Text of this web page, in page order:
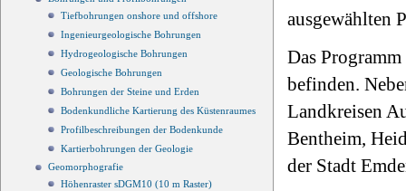
Tiefbohrungen onshore und offshore
Ingenieurgeologische Bohrungen
Hydrogeologische Bohrungen
Geologische Bohrungen
Bohrungen der Steine und Erden
Bodenkundliche Kartierung des Küstenraumes
Profilbeschreibungen der Bodenkunde
Kartierbohrungen der Geologie
Geomorphografie
Höhenraster sDGM10 (10 m Raster)
ausgewählten
Das
befinden.
Landkreisen
Bentheim,
der Stadt